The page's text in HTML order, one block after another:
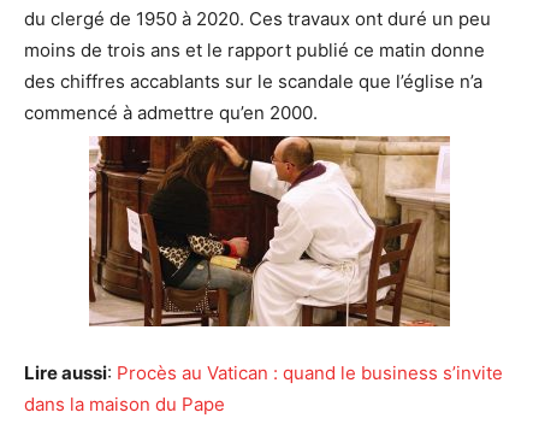
du clergé de 1950 à 2020. Ces travaux ont duré un peu
moins de trois ans et le rapport publié ce matin donne
des chiffres accablants sur le scandale que l’église n’a
commencé à admettre qu’en 2000.
Lire aussi: Procès au Vatican : quand le business s’invite
dans la maison du Pape